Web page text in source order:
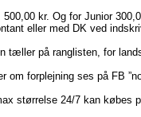
500,00 kr. Og for Junior
eller med DK ved
tæller på ranglisten, for
om forplejning ses på FB
størrelse 24/7 kan købes